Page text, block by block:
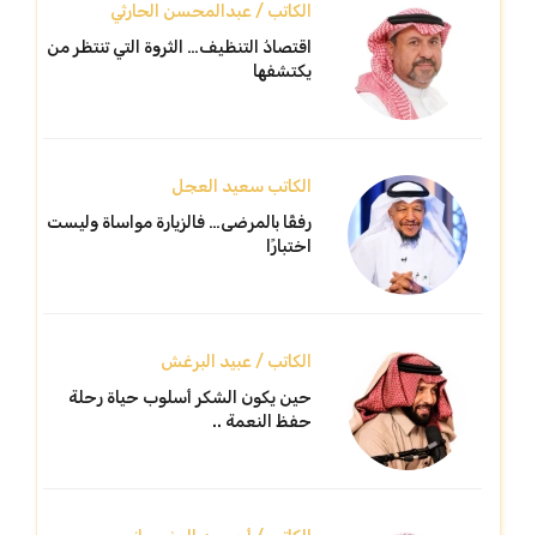
الكاتب / عبدالمحسن الحارثي
اقتصادُ التنظيف… الثروة التي تنتظر من
يكتشفها
الكاتب سعيد العجل
رفقًا بالمرضى… فالزيارة مواساة وليست
اختبارًا
الكاتب / عبيد البرغش
حين يكون الشكر أسلوب حياة رحلة
حفظ النعمة ..